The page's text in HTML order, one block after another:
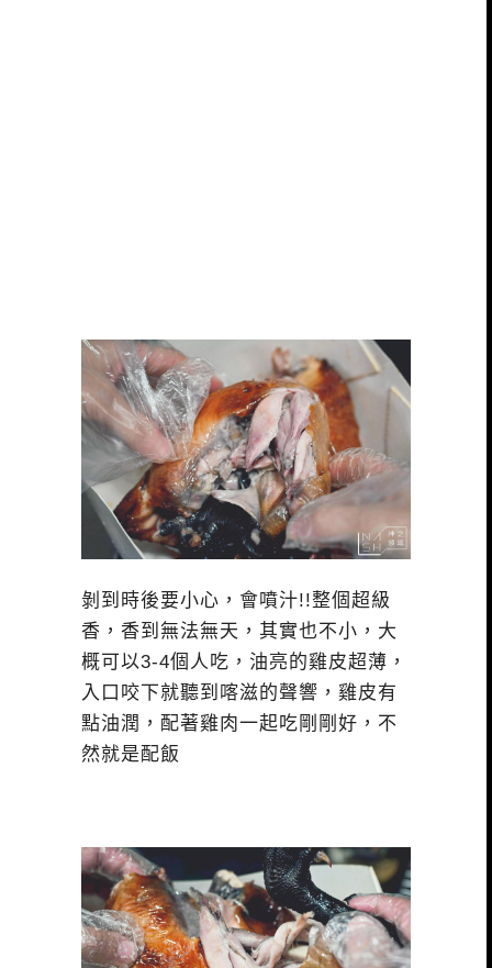
剝到時後要小心，會噴汁!!整個超級
香，香到無法無天，其實也不小，大
概可以3-4個人吃，油亮的雞皮超薄，
入口咬下就聽到喀滋的聲響，雞皮有
點油潤，配著雞肉一起吃剛剛好，不
然就是配飯